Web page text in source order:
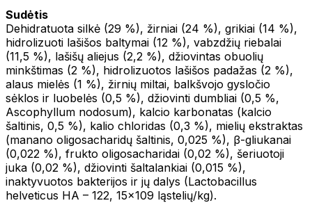
Sudėtis
Dehidratuota silkė (29 %), žirniai (24 %), grikiai (14 %),
hidrolizuoti lašišos baltymai (12 %), vabzdžių riebalai
(11,5 %), lašišų aliejus (2,2 %), džiovintas obuolių
minkštimas (2 %), hidrolizuotos lašišos padažas (2 %),
alaus mielės (1 %), žirnių miltai, balkšvojo gysločio
sėklos ir luobelės (0,5 %), džiovinti dumbliai (0,5 %,
Ascophyllum nodosum), kalcio karbonatas (kalcio
šaltinis, 0,5 %), kalio chloridas (0,3 %), mielių ekstraktas
(manano oligosacharidų šaltinis, 0,025 %), β-gliukanai
(0,022 %), frukto oligosacharidai (0,02 %), šeriuotoji
juka (0,02 %), džiovinti šaltalankiai (0,015 %),
inaktyvuotos bakterijos ir jų dalys (Lactobacillus
helveticus HA – 122, 15x109 ląstelių/kg).